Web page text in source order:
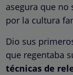
asegura que no
por la cultura
Dio sus
que regentaba
técnicas de